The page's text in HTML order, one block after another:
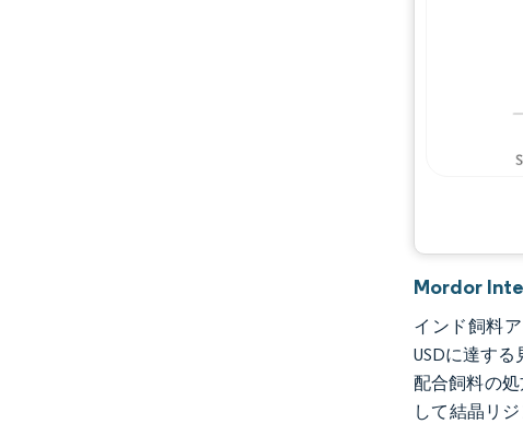
Mordor
インド飼料
USDに達す
配合飼料の
して結晶リ